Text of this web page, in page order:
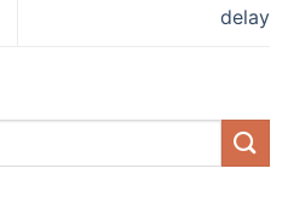
delay